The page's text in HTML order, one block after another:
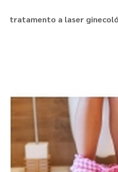
tratamento a laser